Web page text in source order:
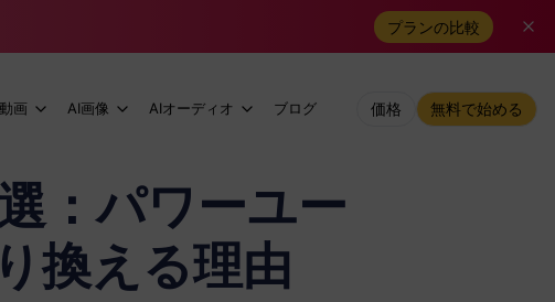
プランの比較
画 AI画像 AIオーディオ ブログ 価格 無料で始める
：パワーユー
換える理由